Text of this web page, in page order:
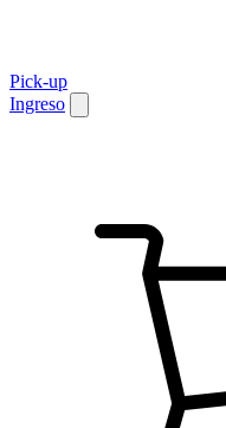
Pick-up
Ingreso